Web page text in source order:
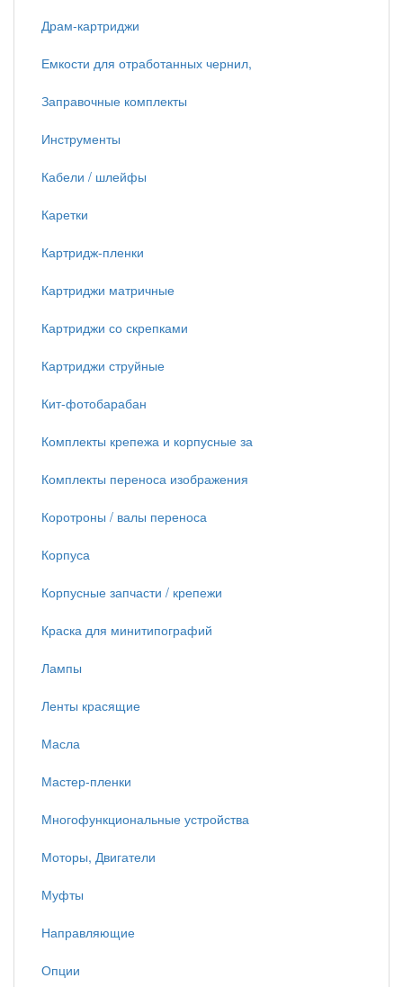
Драм-картриджи
Емкости для отработанных чернил,
Заправочные комплекты
Инструменты
Кабели / шлейфы
Каретки
Картридж-пленки
Картриджи матричные
Картриджи со скрепками
Картриджи струйные
Кит-фотобарабан
Комплекты крепежа и корпусные за
Комплекты переноса изображения
Коротроны / валы переноса
Корпуса
Корпусные запчасти / крепежи
Краска для минитипографий
Лампы
Ленты красящие
Масла
Мастер-пленки
Многофункциональные устройства
Моторы, Двигатели
Муфты
Направляющие
Опции